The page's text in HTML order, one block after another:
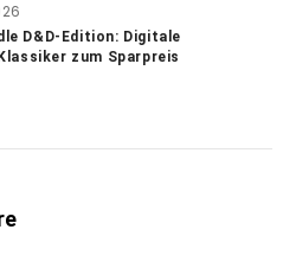
D&D-Edition: Digitale
zum Sparpreis